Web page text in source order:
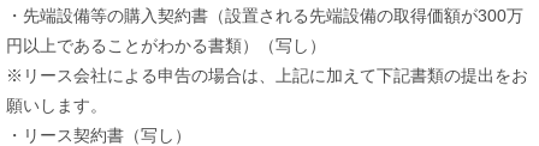
・先端設備等の購入契約書（設置される先端設備の取得価額が300万
円以上であることがわかる書類）（写し）
※リース会社による申告の場合は、上記に加えて下記書類の提出をお
願いします。
・リース契約書（写し）